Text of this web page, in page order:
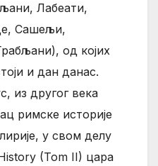
Лабеати,
Сашељи,
од којих
и дан данас.
из другог века
римске историје
у свом делу
(Tom II) цара